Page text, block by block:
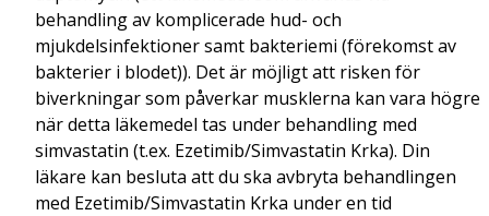
behandling av komplicerade hud- och
mjukdelsinfektioner samt bakteriemi (förekomst av
bakterier i blodet)). Det är möjligt att risken för
biverkningar som påverkar musklerna kan vara högre
när detta läkemedel tas under behandling med
simvastatin (t.ex. Ezetimib/Simvastatin Krka). Din
läkare kan besluta att du ska avbryta behandlingen
med Ezetimib/Simvastatin Krka under en tid